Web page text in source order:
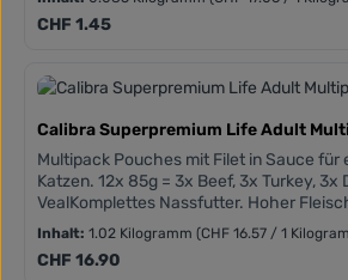
Frei von Weizen, Mais, Soja und
Organismen.
Regulärer Preis:
CHF 1.45
Calibra Superpremium Life Adult
Multipack Pouches mit Filet in Sauce für
Katzen. 12x 85g = 3x Beef, 3x Turkey, 3x
VealKomplettes Nassfutter. Hoher
Fleisch in Filet. Getreidefreie
Hinzugefügtes Taurin. Frei von Weizen, Mais, Soja und
gentechnisch veränderte Organismen.
Inhalt:1.02 Kilogramm(CHF 16.57 / 1
Regulärer Preis:
CHF 16.90